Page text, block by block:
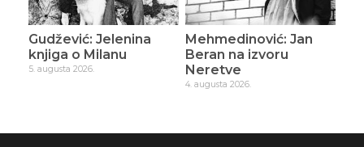
Gudžević: Jelenina
knjiga o Milanu
5. augusta 2026.
Mehmedinović: Jan
Beran na izvoru
Neretve
4. augusta 2026.